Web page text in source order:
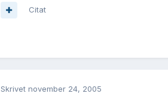
Citat
Skrivet november 24, 2005